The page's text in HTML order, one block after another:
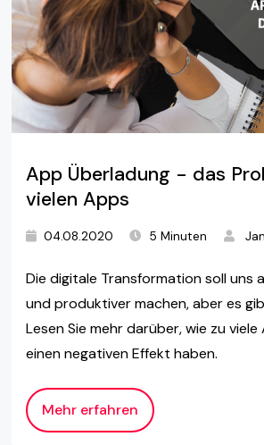
App Überladung - das
vielen Apps
04.08.2020 5 Minuten
Die digitale Transformation soll uns
und produktiver machen, aber es
Lesen Sie mehr darüber, wie zu
einen negativen Effekt haben.
Mehr erfahren